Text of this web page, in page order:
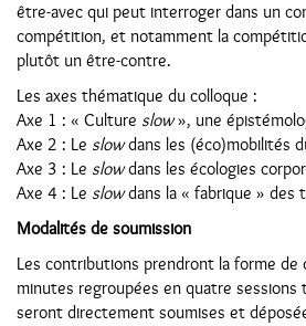
être-avec qui peut interroger dans un
compétition, et notamment la
plutôt un être-contre.
Les axes thématique du colloque :
Axe 1 : « Culture slow», une
Axe 2 : Le slowdans les (éco)mobilités
Axe 3 : Le slowdans les écologies
Axe 4 : Le slowdans la « fabrique » des
Modalités de soumission
Les contributions prendront la forme de
minutes regroupées en quatre sessions
seront directement soumises et